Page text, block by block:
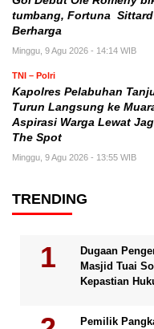
tumbang, Fortuna Sittard
Berharga
Minggu, 9 Agu 2026 - 14:14 WIB
TNI – Polri
Kapolres Pelabuhan
Turun Langsung ke
Aspirasi Warga Lewat
The Spot
Minggu, 9 Agu 2026 - 13:55 WIB
TRENDING
Dugaan
Masjid Tuai
Kepastian
Pemilik